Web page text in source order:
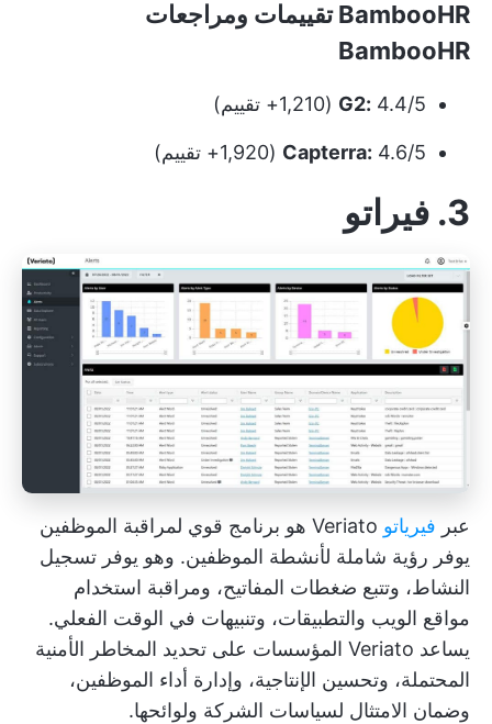
BambooHR تقييمات ومراجعات
BambooHR
G2: 4.4/5 (1,210+ تقييم)
Capterra: 4.6/5 (1,920+ تقييم)
3. فيراتو
عبر فيرياتو
Veriato هو برنامج قوي لمراقبة الموظفين
يوفر رؤية شاملة لأنشطة الموظفين. وهو يوفر تسجيل
النشاط، وتتبع ضغطات المفاتيح، ومراقبة استخدام
مواقع الويب والتطبيقات، وتنبيهات في الوقت الفعلي.
يساعد Veriato المؤسسات على تحديد المخاطر الأمنية
المحتملة، وتحسين الإنتاجية، وإدارة أداء الموظفين،
وضمان الامتثال لسياسات الشركة ولوائحها.